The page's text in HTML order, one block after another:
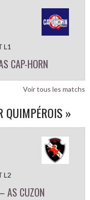
L1
CAP-HORN
Voir tous les matchs
QUIMPÉROIS »
L2
AS CUZON